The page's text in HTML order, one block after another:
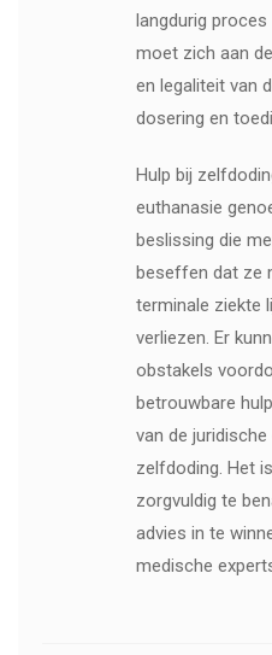
langdurig proces
moet zich aan
en legaliteit van
dosering en
Hulp bij
euthanasie
beslissing die
beseffen dat ze
terminale ziekte
verliezen. Er
obstakels
betrouwbare
van de
zelfdoding. Het
zorgvuldig te
advies in te
medische